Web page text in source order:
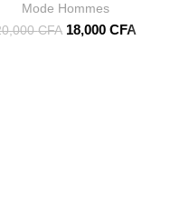
Mode Hommes
CFA 18,000 CFA